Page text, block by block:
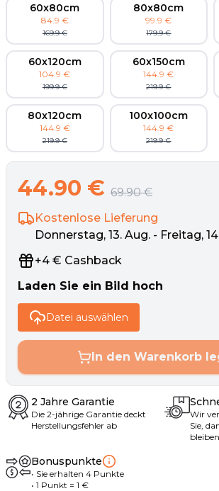
60x80cm
84.9 €
169.9 €
80x80cm
99.9 €
179.9 €
60x120cm
104.9 €
199.9 €
60x150cm
144.9 €
219.9 €
80x120cm
144.9 €
219.9 €
100x100cm
144.9 €
219.9 €
44.90 € 69.90 €
Kostenlose Lieferung
Donnerstag, 13. Aug. - Freitag,
+4 € Cashback
Laden Sie ein Bild hoch
Datei auswählen
In den Warenkorb
2 Jahre Garantie
Die 2-jährige Garantie deckt
Herstellungsfehler ab
Wir
Sie,
Bonuspunkte
• Sie erhalten 4 Punkte
• 1 Punkt = 1 €